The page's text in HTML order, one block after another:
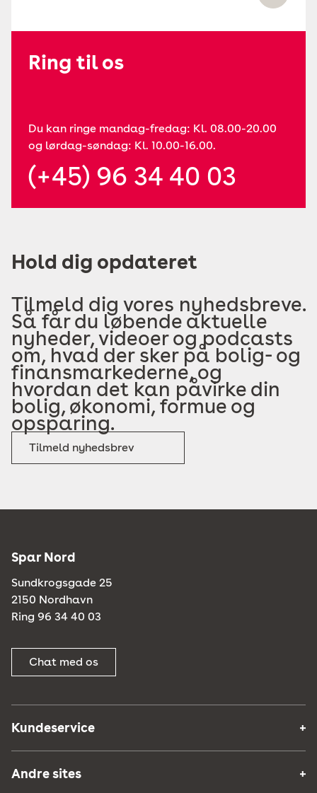
Ring til os
Du kan ringe mandag-fredag: Kl. 08.00-20.00
og lørdag-søndag: Kl. 10.00-16.00.
(+45) 96 34 40 03
Hold dig opdateret
Tilmeld dig vores nyhedsbreve.
Så får du løbende aktuelle
nyheder, videoer og podcasts
om, hvad der sker på bolig- og
finansmarkederne, og
hvordan det kan påvirke din
bolig, økonomi, formue og
opsparing.
Tilmeld nyhedsbrev
Spar Nord
Sundkrogsgade 25
2150 Nordhavn
Ring 96 34 40 03
Chat med os
Kundeservice
Andre sites